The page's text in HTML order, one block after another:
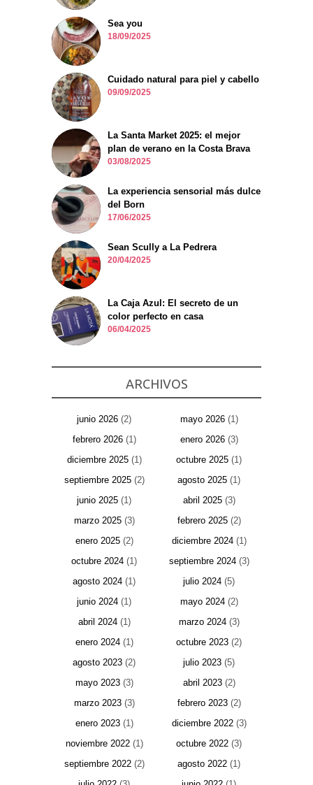
Sea you
18/09/2025
Cuidado natural para piel y cabello
09/09/2025
La Santa Market 2025: el mejor
plan de verano en la Costa Brava
03/08/2025
La experiencia sensorial más dulce
del Born
17/06/2025
Sean Scully a La Pedrera
20/04/2025
La Caja Azul: El secreto de un
color perfecto en casa
06/04/2025
ARCHIVOS
junio 2026 (2) mayo 2026(1)
febrero 2026(1) enero 2026(3)
diciembre 2025(1) octubre 2025 (1)
septiembre 2025(2) agosto 2025 (1)
junio 2025 (1) abril 2025(3)
marzo 2025(3) febrero 2025(2)
enero 2025(2) diciembre 2024(1)
octubre 2024 (1) septiembre 2024(3)
agosto 2024 (1) julio 2024 (5)
junio 2024 (1) mayo 2024(2)
abril 2024(1) marzo 2024(3)
enero 2024(1) octubre 2023 (2)
agosto 2023 (2) julio 2023 (5)
mayo 2023(3) abril 2023(2)
marzo 2023(3) febrero 2023(2)
enero 2023(1) diciembre 2022(3)
noviembre 2022(1) octubre 2022 (3)
septiembre 2022(2) agosto 2022 (1)